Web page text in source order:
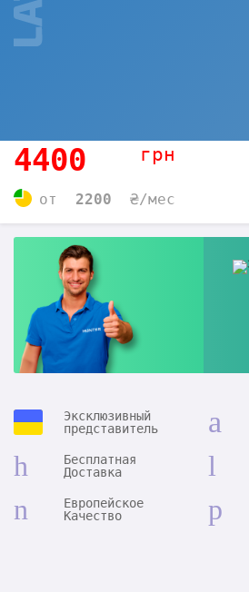
4400 грн
от 2200 ₴/мес
Эксклюзивный
представитель
Бесплатная
Доставка
Европейское
Качество